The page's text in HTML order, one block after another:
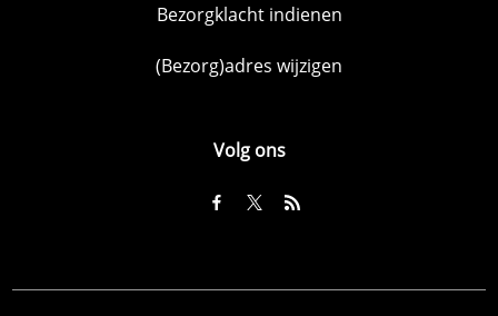
Bezorgklacht indienen
(Bezorg)adres wijzigen
Volg ons